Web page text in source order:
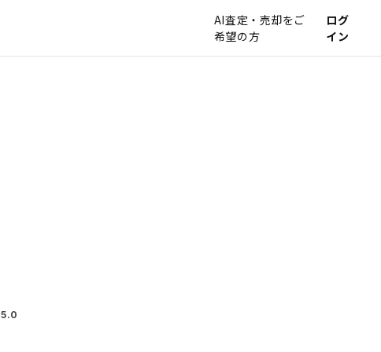
AI査定・売却をご
希望の方
ログ
イン
5.0